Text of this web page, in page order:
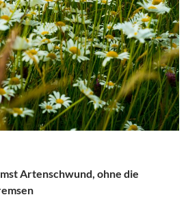
Artenschwund, ohne die